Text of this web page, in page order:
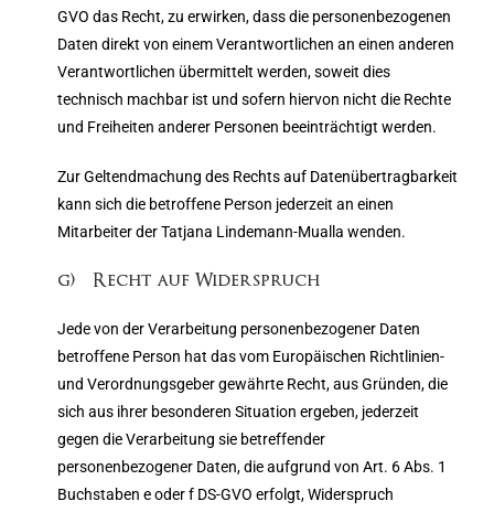
GVO das Recht, zu erwirken, dass die personenbezogenen
Daten direkt von einem Verantwortlichen an einen anderen
Verantwortlichen übermittelt werden, soweit dies
technisch machbar ist und sofern hiervon nicht die Rechte
und Freiheiten anderer Personen beeinträchtigt werden.
Zur Geltendmachung des Rechts auf Datenübertragbarkeit
kann sich die betroffene Person jederzeit an einen
Mitarbeiter der Tatjana Lindemann-Mualla wenden.
g) Recht auf Widerspruch
Jede von der Verarbeitung personenbezogener Daten
betroffene Person hat das vom Europäischen Richtlinien-
und Verordnungsgeber gewährte Recht, aus Gründen, die
sich aus ihrer besonderen Situation ergeben, jederzeit
gegen die Verarbeitung sie betreffender
personenbezogener Daten, die aufgrund von Art. 6 Abs. 1
Buchstaben e oder f DS-GVO erfolgt, Widerspruch